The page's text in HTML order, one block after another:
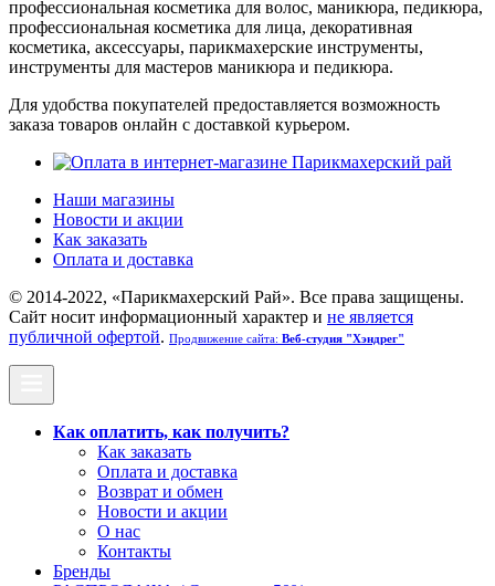
профессиональная косметика для волос, маникюра, педикюра,
профессиональная косметика для лица, декоративная
косметика, аксессуары, парикмахерские инструменты,
инструменты для мастеров маникюра и педикюра.
Для удобства покупателей предоставляется возможность
заказа товаров онлайн с доставкой курьером.
Наши магазины
Новости и акции
Как заказать
Оплата и доставка
© 2014-2022, «Парикмахерский Рай». Все права защищены.
Cайт носит информационный характер и не является
публичной офертой. Продвижение сайта: Веб-студия "Хэндрег"
Как оплатить, как получить?
Как заказать
Оплата и доставка
Возврат и обмен
Новости и акции
О нас
Контакты
Бренды